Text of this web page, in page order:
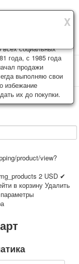
X
и
оплаты.
отправляются в
почтой России
от веса и тарифов
возможна
X
открытки из частной
всех социальных
года, с 1985 года
продажи
выполняю свои
избежание
их до покупки.
X
Открытки
product/view?
2 USD ✔
в корзину Удалить